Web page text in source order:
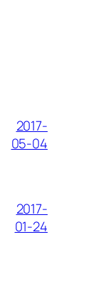
2017-
05-04
2017-
01-24